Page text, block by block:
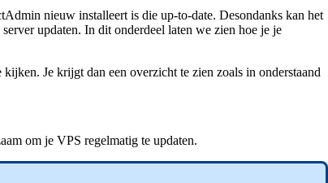
nieuw installeert is die up-to-date. Desondanks kan het
updaten. In dit onderdeel laten we zien hoe je je
kijken. Je krijgt dan een overzicht te zien zoals in onderstaand
om je VPS regelmatig te updaten.